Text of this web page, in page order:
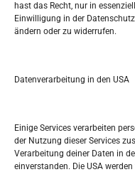
hast das Recht, nur in
Einwilligung in der
ändern oder zu widerrufen.
Datenverarbeitung in den USA
Einige Services verarbeiten
der Nutzung dieser Services
Verarbeitung deiner Daten in
einverstanden. Die USA
S
e
a
h
M D M